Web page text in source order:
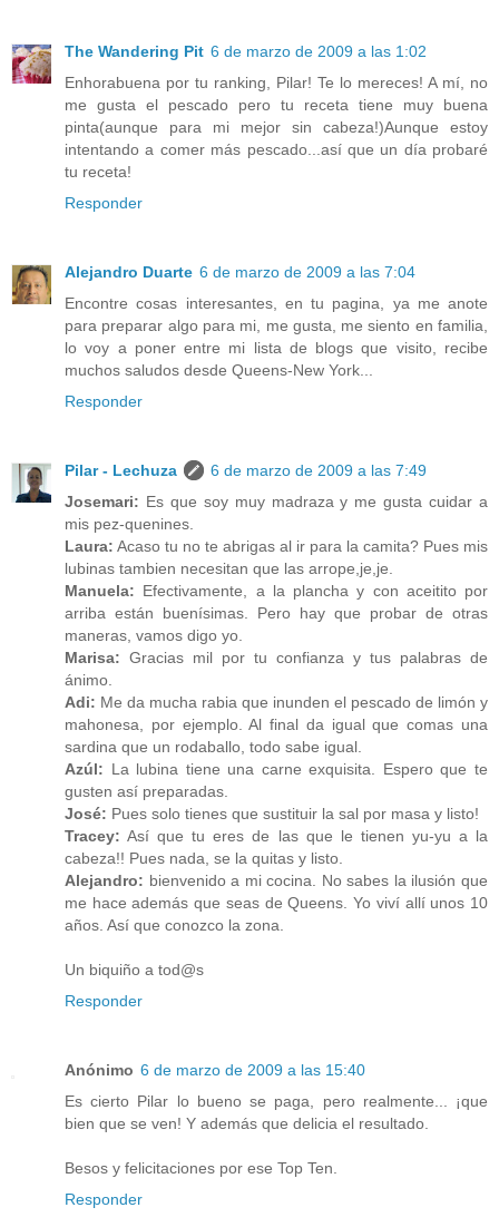
The Wandering Pit 6 de marzo de 2009 a las 1:02
Enhorabuena por tu ranking, Pilar! Te lo mereces! A mí, no
me gusta el pescado pero tu receta tiene muy buena
pinta(aunque para mi mejor sin cabeza!)Aunque estoy
intentando a comer más pescado...así que un día probaré
tu receta!
Responder
Alejandro Duarte 6 de marzo de 2009 a las 7:04
Encontre cosas interesantes, en tu pagina, ya me anote
para preparar algo para mi, me gusta, me siento en familia,
lo voy a poner entre mi lista de blogs que visito, recibe
muchos saludos desde Queens-New York...
Responder
Pilar - Lechuza
6 de marzo de 2009 a las 7:49
Josemari: Es que soy muy madraza y me gusta cuidar a
mis pez-quenines.
Laura: Acaso tu no te abrigas al ir para la camita? Pues mis
lubinas tambien necesitan que las arrope,je,je.
Manuela: Efectivamente, a la plancha y con aceitito por
arriba están buenísimas. Pero hay que probar de otras
maneras, vamos digo yo.
Marisa: Gracias mil por tu confianza y tus palabras de
ánimo.
Adi: Me da mucha rabia que inunden el pescado de limón y
mahonesa, por ejemplo. Al final da igual que comas una
sardina que un rodaballo, todo sabe igual.
Azúl: La lubina tiene una carne exquisita. Espero que te
gusten así preparadas.
José: Pues solo tienes que sustituir la sal por masa y listo!
Tracey: Así que tu eres de las que le tienen yu-yu a la
cabeza!! Pues nada, se la quitas y listo.
Alejandro: bienvenido a mi cocina. No sabes la ilusión que
me hace además que seas de Queens. Yo viví allí unos 10
años. Así que conozco la zona.
Un biquiño a tod@s
Responder
Anónimo 6 de marzo de 2009 a las 15:40
Es cierto Pilar lo bueno se paga, pero realmente... ¡que
bien que se ven! Y además que delicia el resultado.
Besos y felicitaciones por ese Top Ten.
Responder